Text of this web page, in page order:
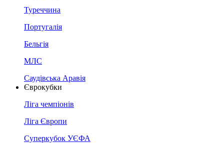
Туреччина
Португалія
Бельгія
МЛС
Саудівська Аравія
Єврокубки
Ліга чемпіонів
Ліга Європи
Суперкубок УЄФА